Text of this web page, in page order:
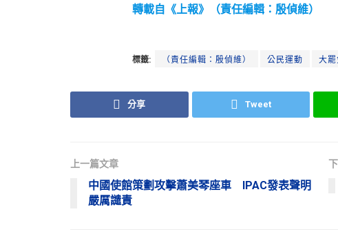
轉載自《上報》（責任編輯：殷偵維）
標籤: （責任編輯：殷偵維） 公民運動 大罷
分享 Tweet
上一篇文章
中國使館策劃攻擊蕭美琴座車 IPAC發表聲明
嚴厲譴責